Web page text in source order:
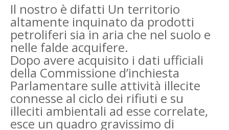
Il nostro è difatti Un territorio
altamente inquinato da prodotti
petroliferi sia in aria che nel suolo e
nelle falde acquifere.
Dopo avere acquisito i dati ufficiali
della Commissione d’inchiesta
Parlamentare sulle attività illecite
connesse al ciclo dei rifiuti e su
illeciti ambientali ad esse correlate,
esce un quadro gravissimo di